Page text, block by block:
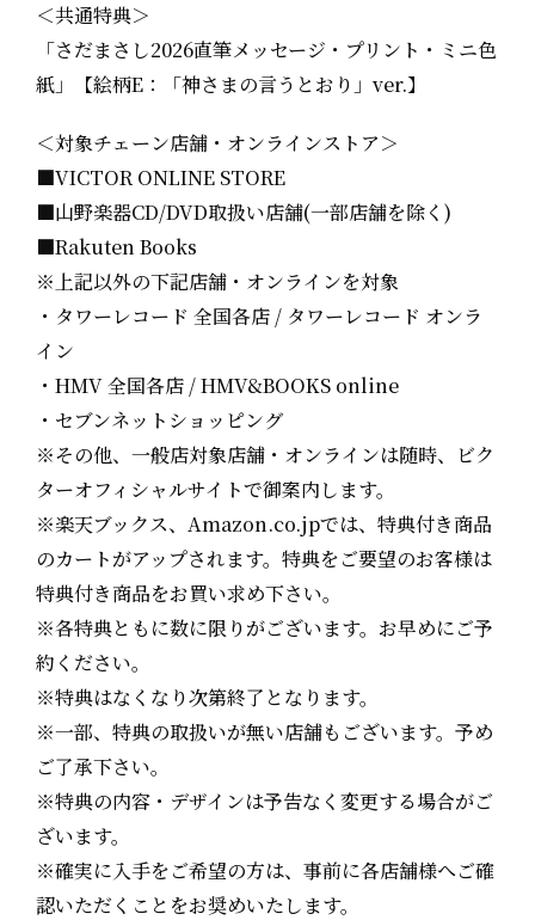
＜共通特典＞
「さだまさし2026直筆メッセージ・プリント・ミニ色
紙」【絵柄E：「神さまの言うとおり」ver.】
＜対象チェーン店舗・オンラインストア＞
■VICTOR ONLINE STORE
■山野楽器CD/DVD取扱い店舗(一部店舗を除く)
■Rakuten Books
※上記以外の下記店舗・オンラインを対象
・タワーレコード 全国各店 / タワーレコード オンラ
イン
・HMV 全国各店 / HMV&BOOKS online
・セブンネットショッピング
※その他、一般店対象店舗・オンラインは随時、ビク
ターオフィシャルサイトで御案内します。
※楽天ブックス、Amazon.co.jpでは、特典付き商品
のカートがアップされます。特典をご要望のお客様は
特典付き商品をお買い求め下さい。
※各特典ともに数に限りがございます。お早めにご予
約ください。
※特典はなくなり次第終了となります。
※一部、特典の取扱いが無い店舗もございます。予め
ご了承下さい。
※特典の内容・デザインは予告なく変更する場合がご
ざいます。
※確実に入手をご希望の方は、事前に各店舗様へご確
認いただくことをお奨めいたします。